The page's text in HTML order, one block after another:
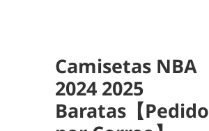
Camisetas NBA
2024 2025
Baratas【Pedido